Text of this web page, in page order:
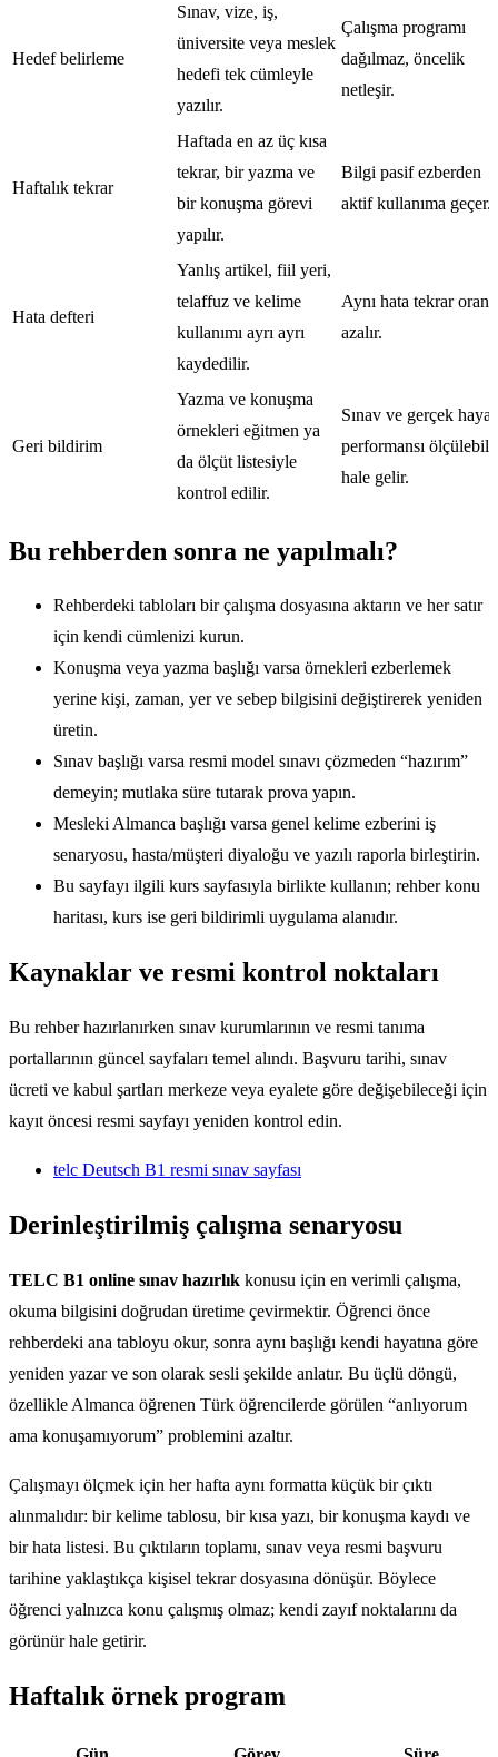
Hedef belirleme
Sınav, vize, iş,
üniversite veya meslek
hedefi tek cümleyle
yazılır.
Çalışma programı
dağılmaz, öncelik
netleşir.
Haftalık tekrar
Haftada en az üç kısa
tekrar, bir yazma ve
bir konuşma görevi
yapılır.
Bilgi pasif ezberden
aktif kullanıma geçer.
Hata defteri
Yanlış artikel, fiil yeri,
telaffuz ve kelime
kullanımı ayrı ayrı
kaydedilir.
Aynı hata tekrar oranı
azalır.
Geri bildirim
Yazma ve konuşma
örnekleri eğitmen ya
da ölçüt listesiyle
kontrol edilir.
Sınav ve gerçek hayat
performansı ölçülebilir
hale gelir.
Bu rehberden sonra ne yapılmalı?
Rehberdeki tabloları bir çalışma dosyasına aktarın ve her satır
için kendi cümlenizi kurun.
Konuşma veya yazma başlığı varsa örnekleri ezberlemek
yerine kişi, zaman, yer ve sebep bilgisini değiştirerek yeniden
üretin.
Sınav başlığı varsa resmi model sınavı çözmeden “hazırım”
demeyin; mutlaka süre tutarak prova yapın.
Mesleki Almanca başlığı varsa genel kelime ezberini iş
senaryosu, hasta/müşteri diyaloğu ve yazılı raporla birleştirin.
Bu sayfayı ilgili kurs sayfasıyla birlikte kullanın; rehber konu
haritası, kurs ise geri bildirimli uygulama alanıdır.
Kaynaklar ve resmi kontrol noktaları
Bu rehber hazırlanırken sınav kurumlarının ve resmi tanıma
portallarının güncel sayfaları temel alındı. Başvuru tarihi, sınav
ücreti ve kabul şartları merkeze veya eyalete göre değişebileceği için
kayıt öncesi resmi sayfayı yeniden kontrol edin.
telc Deutsch B1 resmi sınav sayfası
Derinleştirilmiş çalışma senaryosu
TELC B1 online sınav hazırlık konusu için en verimli çalışma,
okuma bilgisini doğrudan üretime çevirmektir. Öğrenci önce
rehberdeki ana tabloyu okur, sonra aynı başlığı kendi hayatına göre
yeniden yazar ve son olarak sesli şekilde anlatır. Bu üçlü döngü,
özellikle Almanca öğrenen Türk öğrencilerde görülen “anlıyorum
ama konuşamıyorum” problemini azaltır.
Çalışmayı ölçmek için her hafta aynı formatta küçük bir çıktı
alınmalıdır: bir kelime tablosu, bir kısa yazı, bir konuşma kaydı ve
bir hata listesi. Bu çıktıların toplamı, sınav veya resmi başvuru
tarihine yaklaştıkça kişisel tekrar dosyasına dönüşür. Böylece
öğrenci yalnızca konu çalışmış olmaz; kendi zayıf noktalarını da
görünür hale getirir.
Haftalık örnek program